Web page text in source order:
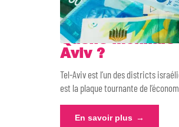
Quelle
Aviv ?
Tel-Aviv est l’un des districts
est la plaque tournante de
En savoir plus